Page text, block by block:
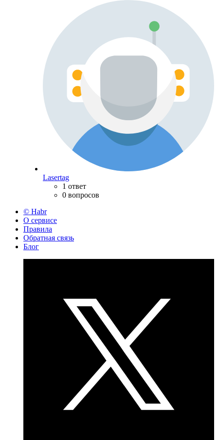
Lasertag
1 ответ
0 вопросов
© Habr
О сервисе
Правила
Обратная связь
Блог